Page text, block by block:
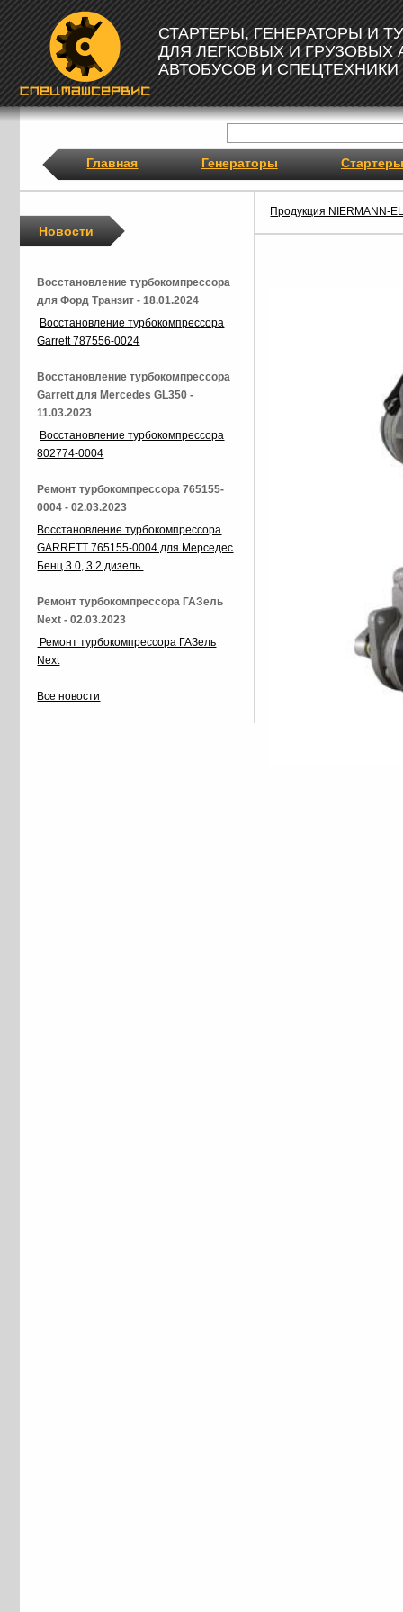
СТАРТЕРЫ, ГЕНЕРАТОРЫ И
ДЛЯ ЛЕГКОВЫХ И ГРУЗОВЫХ
АВТОБУСОВ И СПЕЦТЕХНИКИ
Главная Генераторы Стартеры
Продукция NIERMANN-
Новости
Восстановление турбокомпрессора
для Форд Транзит - 18.01.2024
Восстановление турбокомпрессора
Garrett 787556-0024
Восстановление турбокомпрессора
Garrett для Mercedes GL350 -
11.03.2023
Восстановление турбокомпрессора
802774-0004
Ремонт турбокомпрессора 765155-
0004 - 02.03.2023
Восстановление турбокомпрессора
GARRETT 765155-0004 для Мерседес
Бенц 3.0, 3.2 дизель
Ремонт турбокомпрессора ГАЗель
Next - 02.03.2023
Ремонт турбокомпрессора ГАЗель
Next
Все новости